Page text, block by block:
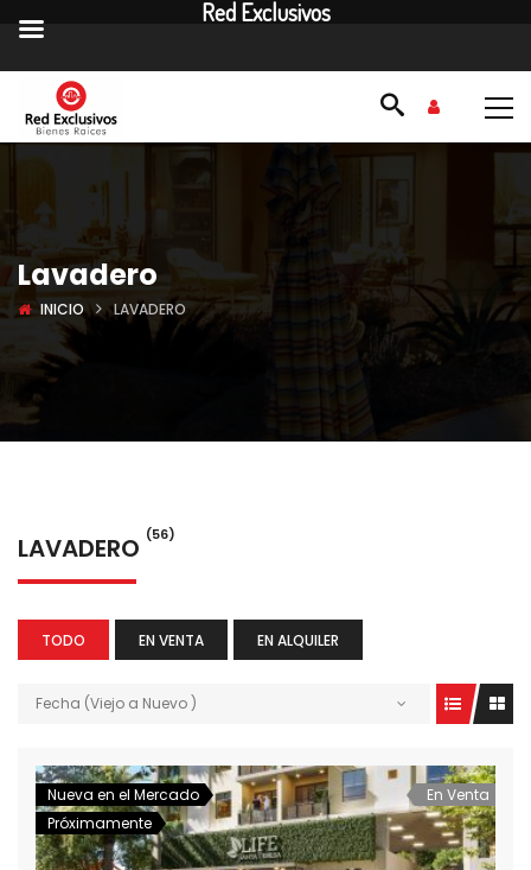
Lavadero
INICIO LAVADERO
LAVADERO (56)
TODO EN VENTA EN ALQUILER
Fecha (Viejo a Nuevo )
Nueva en el Mercado
Próximamente
En Venta
Red Exclusivos